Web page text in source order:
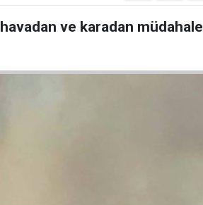
ve karadan müdahale